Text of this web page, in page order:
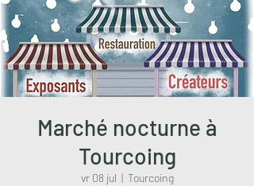
Marché nocturne à
Tourcoing
vr 08 jul
  |
Tourcoing